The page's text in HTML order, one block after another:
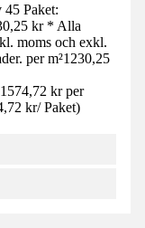
Paket:
kr * Alla
moms och exkl.
per m²1230,25
kr per
kr/ Paket)